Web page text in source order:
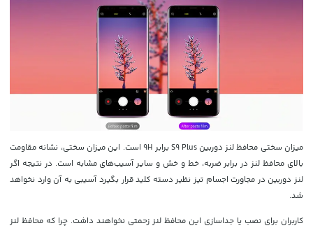
میزان سختی محافظ لنز دوربین S9 Plus برابر 9H است. این میزان سختی، نشانه مقاومت
بالای محافظ لنز در برابر ضربه، خط و خش و سایر آسیب‌های مشابه است. در نتیجه اگر
لنز دوربین در مجاورت اجسام تیز نظیر دسته کلید قرار بگیرد آسیبی به آن وارد نخواهد
شد.
کاربران برای نصب یا جداسازی این محافظ لنز زحمتی نخواهند داشت. چرا که محافظ لنز